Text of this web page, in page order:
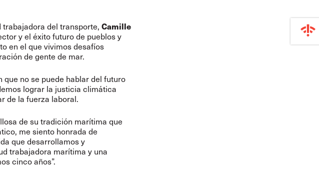
del transporte, Camille
y el éxito futuro de pueblos y
en el que vivimos desafíos
de gente de mar.
que no se puede hablar del futuro
lograr la justicia climática
de la fuerza laboral.
de su tradición marítima que
me siento honrada de
que desarrollamos y
trabajadora marítima y una
cinco años”.